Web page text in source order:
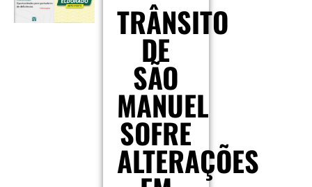
TRÂNSITO
DE
SÃO
MANUEL
SOFRE
ALTERAÇÕES